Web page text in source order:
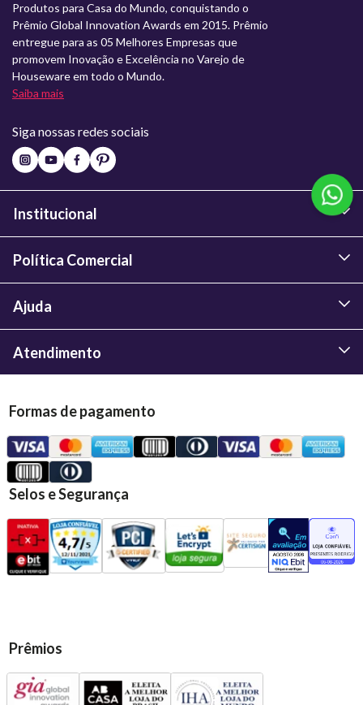
Produtos para Casa do Mundo, conquistando o
Prêmio Global Innovation Awards em 2015. Prêmio
entregue para as 05 Melhores Empresas que
promovem Inovação e Excelência no Varejo de
Houseware em todo o Mundo.
Saiba mais
Siga nossas redes sociais
Institucional
Política Comercial
Ajuda
Atendimento
Formas de pagamento
Selos e Segurança
Prêmios